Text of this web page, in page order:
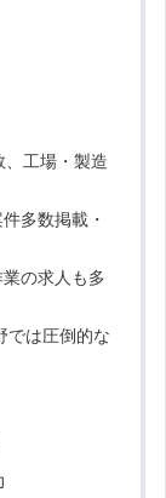
、工場・製造
多数掲載・
の求人も多
では圧倒的な